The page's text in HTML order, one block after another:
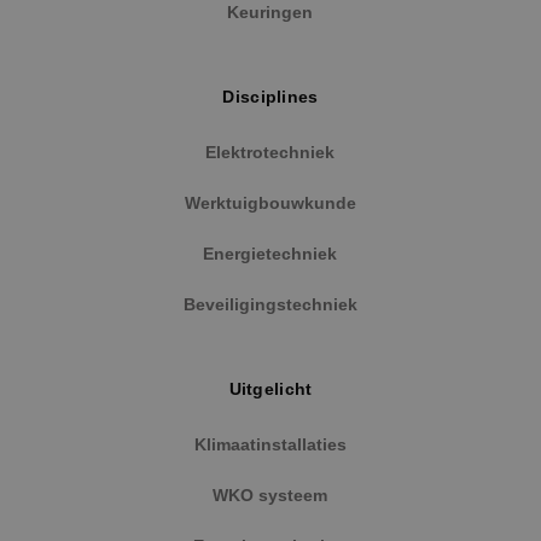
Keuringen
Disciplines
Elektrotechniek
Werktuigbouwkunde
Energietechniek
Beveiligingstechniek
Uitgelicht
Klimaatinstallaties
WKO systeem